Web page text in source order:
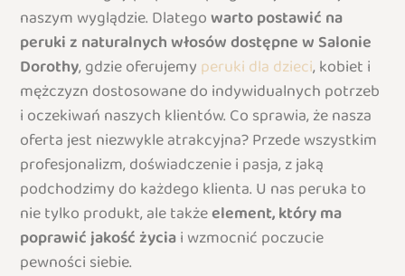
naszym wyglądzie. Dlategowarto postawić na
peruki z naturalnych włosów dostępne w Salonie
Dorothy, gdzie oferujemy peruki dla dzieci, kobiet i
mężczyzn dostosowane do indywidualnych potrzeb
i oczekiwań naszych klientów. Co sprawia, że nasza
oferta jest niezwykle atrakcyjna? Przede wszystkim
profesjonalizm, doświadczenie i pasja, z jaką
podchodzimy do każdego klienta. U nas peruka to
nie tylko produkt, ale takżeelement, który ma
poprawić jakość życiai wzmocnić poczucie
pewności siebie.